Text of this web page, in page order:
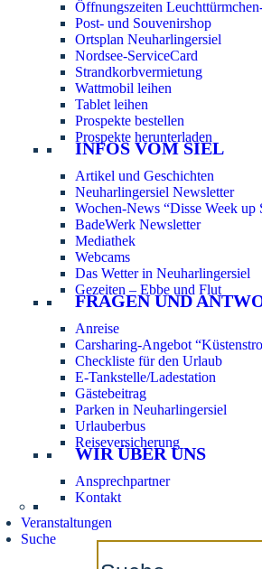
Öffnungszeiten
Post- und Souvenirshop
Ortsplan Neuharlingersiel
Nordsee-ServiceCard
Strandkorbvermietung
Wattmobil leihen
Tablet leihen
Prospekte bestellen
Prospekte herunterladen
INFOS VOM SIEL
Artikel und Geschichten
Neuharlingersiel Newsletter
Wochen-News “Disse Week up
BadeWerk Newsletter
Mediathek
Webcams
Das Wetter in Neuharlingersiel
Gezeiten – Ebbe und Flut
FRAGEN UND
Anreise
Carsharing-Angebot
Checkliste für den Urlaub
E-Tankstelle/Ladestation
Gästebeitrag
Parken in Neuharlingersiel
Urlauberbus
Reiseversicherung
WIR ÜBER UNS
Ansprechpartner
Kontakt
Veranstaltungen
Suche